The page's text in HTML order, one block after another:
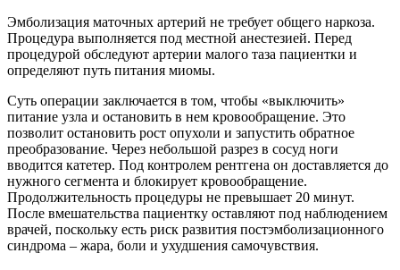
Эмболизация маточных артерий не требует общего наркоза.
Процедура выполняется под местной анестезией. Перед
процедурой обследуют артерии малого таза пациентки и
определяют путь питания миомы.
Суть операции заключается в том, чтобы «выключить»
питание узла и остановить в нем кровообращение. Это
позволит остановить рост опухоли и запустить обратное
преобразование. Через небольшой разрез в сосуд ноги
вводится катетер. Под контролем рентгена он доставляется до
нужного сегмента и блокирует кровообращение.
Продолжительность процедуры не превышает 20 минут.
После вмешательства пациентку оставляют под наблюдением
врачей, поскольку есть риск развития постэмболизационного
синдрома – жара, боли и ухудшения самочувствия.